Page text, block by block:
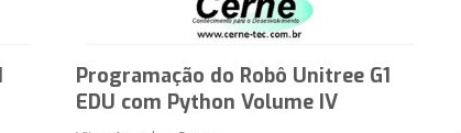
Programação do Robô Unitree G1
EDU com Python Volume IV